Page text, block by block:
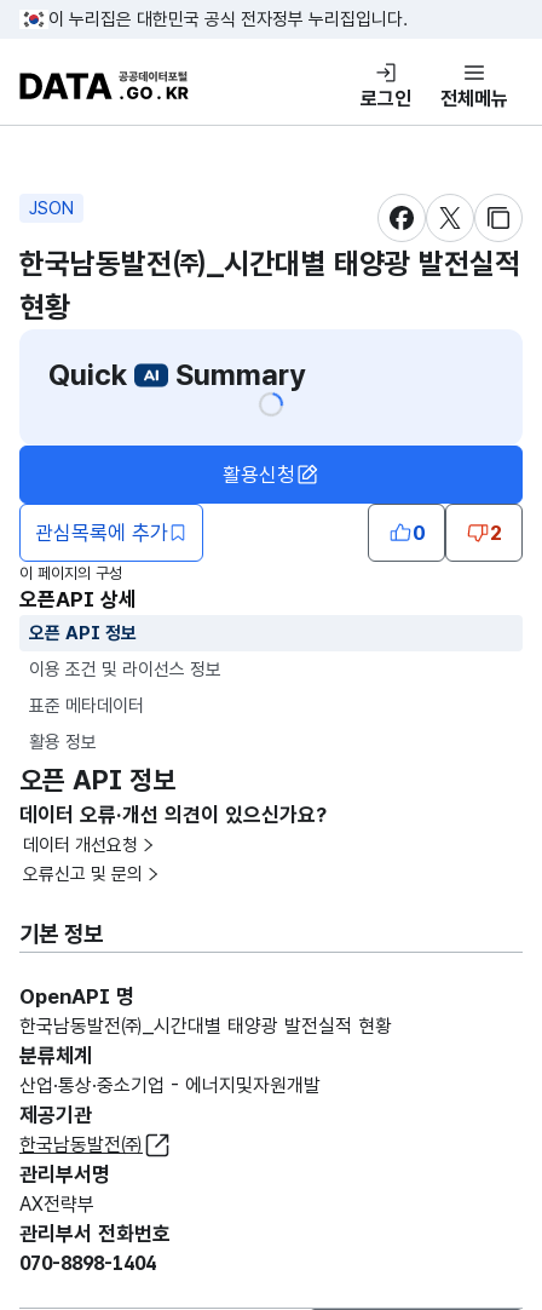
콘텐츠 바로가기
푸터 바로가기
이 누리집은 대한민국 공식 전자정부 누리집입니다.
DATA.GO.KR 공공데이터포털
로그인 전체메뉴
JSON
새창 열림새창 열림
새창
한국남동발전㈜_시간대별 태양광 발전실적
현황
Quick
Summary
관심목록에 추가
활용신청
0 2
이 페이지의 구성
오픈API 상세
오픈 API 정보
이용 조건 및 라이선스 정보
표준 메타데이터
활용 정보
오픈 API 정보
데이터 오류·개선 의견이 있으신가요?
데이터 개선요청
오류신고 및 문의
기본 정보
OpenAPI 명
한국남동발전㈜_시간대별 태양광 발전실적 현황
분류체계
산업·통상·중소기업 - 에너지및자원개발
제공기관
한국남동발전㈜
관리부서명
AX전략부
관리부서 전화번호
070-8898-1404